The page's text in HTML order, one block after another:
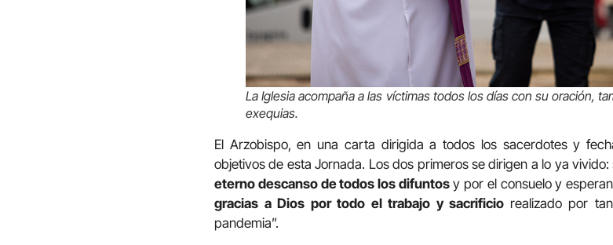
La Iglesia acompaña a las víctimas todos los días con su oración,
exequias.
El Arzobispo, en una carta dirigida a todos los sacerdotes y
objetivos de esta Jornada. Los dos primeros se dirigen a lo ya
eterno descanso de todos los difuntos y por el consuelo y
gracias a Dios por todo el trabajo y sacrificio realizado por
pandemia”.